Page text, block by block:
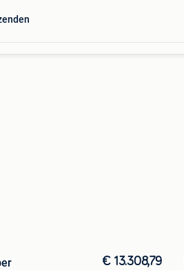
€ 13.308,79